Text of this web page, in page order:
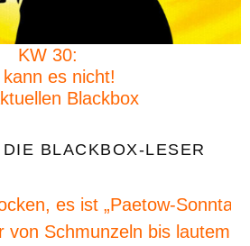
KW 30:
kann es nicht!
Blackbox
BLACKBOX-LESER
es ist „Paetow-Sonntag“
von Schmunzeln bis lautem